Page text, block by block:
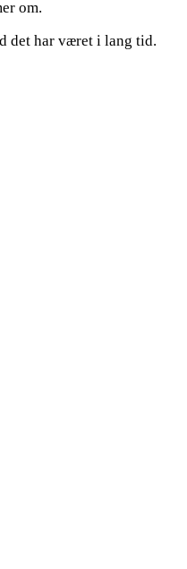
om.
det har været i lang tid.